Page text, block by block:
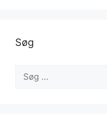
Søg
efter: